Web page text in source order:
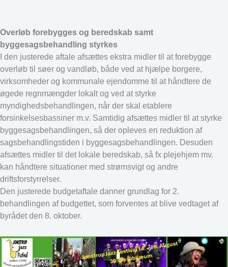
Overløb forebygges og beredskab samt
byggesagsbehandling styrkes
I den justerede aftale afsættes ekstra midler til at forebygge
overløb til søer og vandløb, både ved at hjælpe borgere,
virksomheder og kommunale ejendomme til at håndtere de
øgede regnmængder lokalt og ved at styrke
myndighedsbehandlingen, når der skal etablere
forsinkelsesbassiner m.v. Samtidig afsættes midler til at styrke
byggesagsbehandlingen, så der opleves en reduktion af
sagsbehandlingstiden i byggesagsbehandlingen. Desuden
afsættes midler til det lokale beredskab, så fx plejehjem mv.
kan håndtere situationer med strømsvigt og andre
driftsforstyrrelser.
Den justerede budgetaftale danner grundlag for 2.
behandlingen af budgettet, som forventes at blive vedtaget af
byrådet den 8. oktober.